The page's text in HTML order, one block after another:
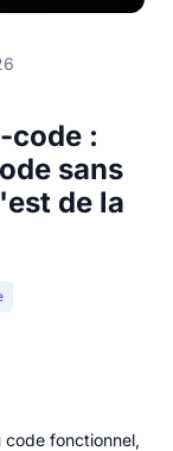
code :
sans
de la
fonctionnel,